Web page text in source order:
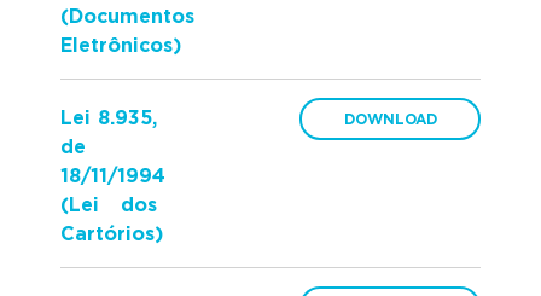
(Documentos
Eletrônicos)
Lei 8.935,
de
18/11/1994
(Lei dos
Cartórios)